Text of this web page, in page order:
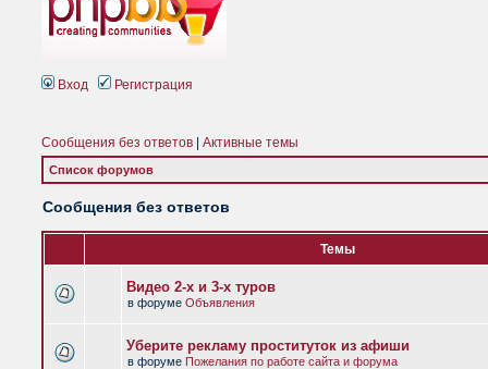
Вход Регистрация
Сообщения без ответов Активные темы
Список форумов
Сообщения без ответов
Темы
Видео 2-х и 3-х туров
в форуме Объявления
Уберите рекламу проституток из афиши
в форуме Пожелания по работе сайта и форума